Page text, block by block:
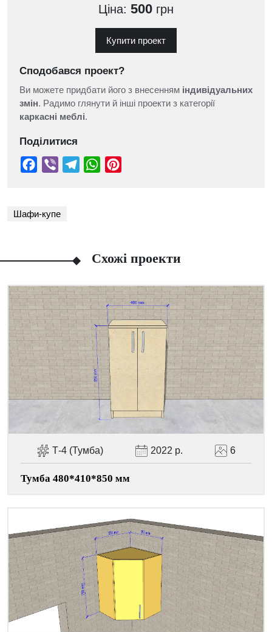
Ціна: 500 грн
Купити проект
Сподобався проект?
Ви можете придбати його з внесенням індивідуальних
змін. Радимо глянути й інші проекти з категорії
каркасні меблі.
Поділитися
Facebook
Viber TelegramWhatsApp
Pinterest
Шафи-купе
Схожі проекти
Т-4 (Тумба) 2022 р. 6
Тумба 480*410*850 мм